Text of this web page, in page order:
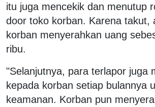
itu juga mencekik dan menutup
door toko korban. Karena takut,
korban menyerahkan uang
ribu.
"Selanjutnya, para terlapor juga
kepada korban setiap bulannya
keamanan. Korban pun